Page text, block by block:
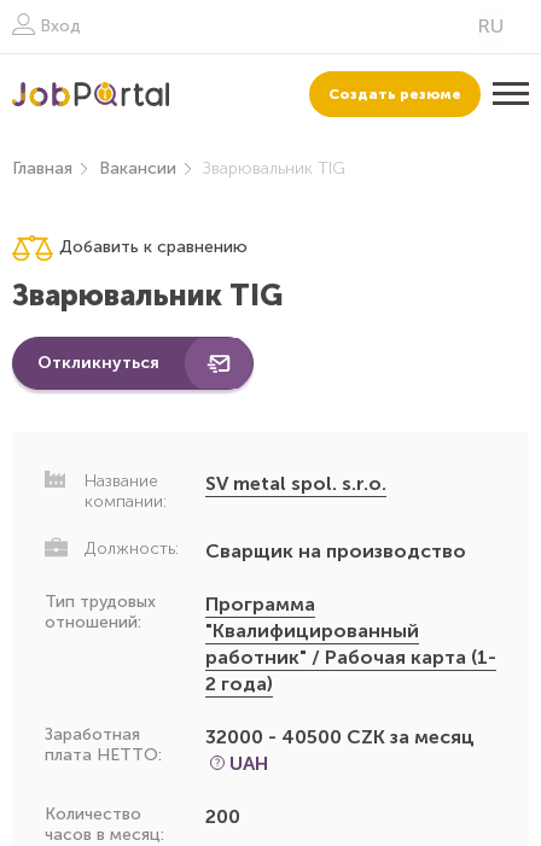
Вход
Создать резюме
Главная Вакансии Зварювальник TIG
Добавить к сравнению
Зварювальник TIG
Откликнуться
Название
компании:
SV metal spol. s.r.o.
Должность: Сварщик на производство
Тип трудовых
отношений:
Программа
"Квалифицированный
работник" / Рабочая карта (1-
2 года)
Заработная
плата НЕТТО:
32000 - 40500 CZK за месяц
UAH
Количество
часов в месяц:
200